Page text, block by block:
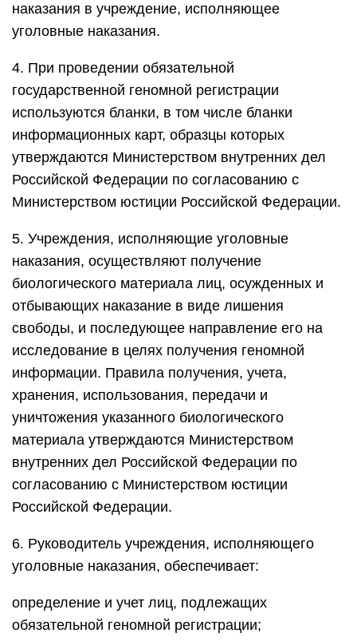
наказания в учреждение, исполняющее
уголовные наказания.
4. При проведении обязательной
государственной геномной регистрации
используются бланки, в том числе бланки
информационных карт, образцы которых
утверждаются Министерством внутренних дел
Российской Федерации по согласованию с
Министерством юстиции Российской Федерации.
5. Учреждения, исполняющие уголовные
наказания, осуществляют получение
биологического материала лиц, осужденных и
отбывающих наказание в виде лишения
свободы, и последующее направление его на
исследование в целях получения геномной
информации. Правила получения, учета,
хранения, использования, передачи и
уничтожения указанного биологического
материала утверждаются Министерством
внутренних дел Российской Федерации по
согласованию с Министерством юстиции
Российской Федерации.
6. Руководитель учреждения, исполняющего
уголовные наказания, обеспечивает:
определение и учет лиц, подлежащих
обязательной геномной регистрации;